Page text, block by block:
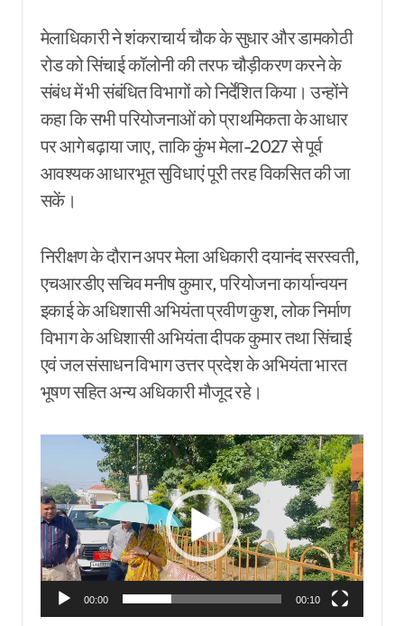
मेलाधिकारी ने शंकराचार्य चौक के सुधार और डामकोठी
रोड को सिंचाई कॉलोनी की तरफ चौड़ीकरण करने के
संबंध में भी संबंधित विभागों को निर्देशित किया। उन्होंने
कहा कि सभी परियोजनाओं को प्राथमिकता के आधार
पर आगे बढ़ाया जाए, ताकि कुंभ मेला-2027 से पूर्व
आवश्यक आधारभूत सुविधाएं पूरी तरह विकसित की जा
सकें।
निरीक्षण के दौरान अपर मेला अधिकारी दयानंद सरस्वती,
एचआरडीए सचिव मनीष कुमार, परियोजना कार्यान्वयन
इकाई के अधिशासी अभियंता प्रवीण कुश, लोक निर्माण
विभाग के अधिशासी अभियंता दीपक कुमार तथा सिंचाई
एवं जल संसाधन विभाग उत्तर प्रदेश के अभियंता भारत
भूषण सहित अन्य अधिकारी मौजूद रहे।
Player
00:00 00:10